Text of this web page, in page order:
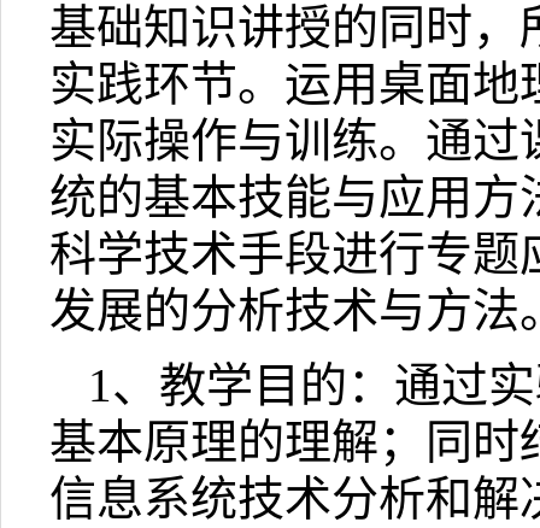
基础知识讲授的同时
实践环节。运用桌面
实际操作与训练。通
统的基本技能与应用
科学技术手段进行专
发展的分析技术与方法
1、教学目的：通过
基本原理的理解；同
信息系统技术分析和